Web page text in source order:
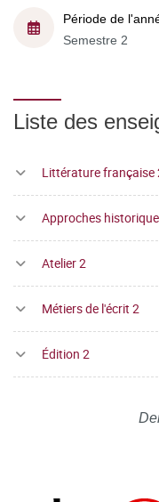
Période de
Semestre 2
Liste des
Littérature française
Approches
Atelier 2
Métiers de l'écrit 2
Édition 2